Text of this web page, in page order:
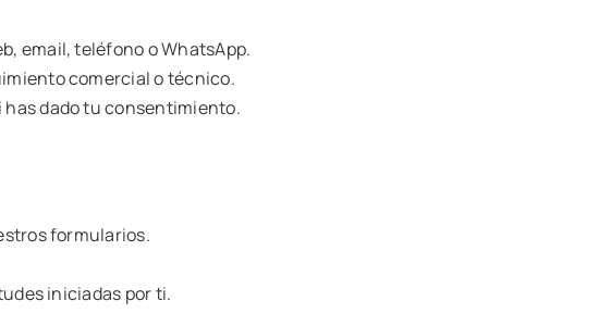
email, teléfono o WhatsApp.
comercial o técnico.
has dado tu consentimiento.
formularios.
iniciadas por ti.